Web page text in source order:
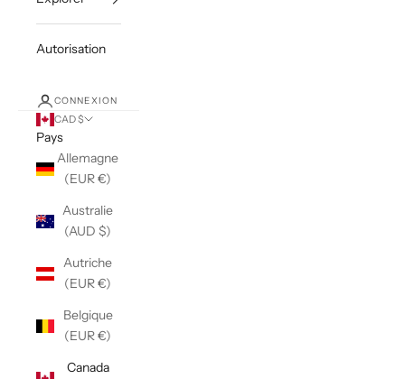
Autorisation
CONNEXION
CAD $
Pays
Allemagne
(EUR €)
Australie
(AUD $)
Autriche
(EUR €)
Belgique
(EUR €)
Canada